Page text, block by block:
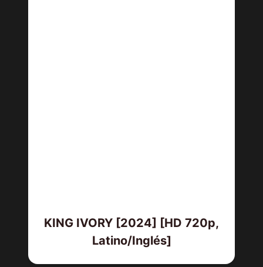
KING IVORY [2024] [HD 720p,
Latino/Inglés]